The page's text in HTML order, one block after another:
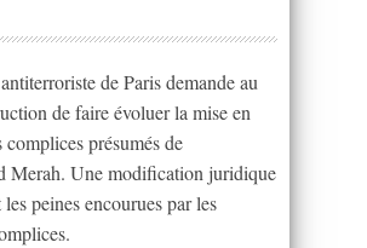
de Paris demande au
de faire évoluer la mise en
complices présumés de
Merah. Une modification juridique
peines encourues par les